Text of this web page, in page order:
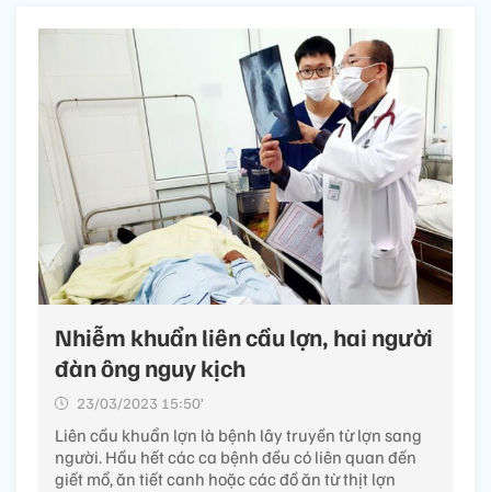
Nhiễm khuẩn liên cầu lợn, hai người
đàn ông nguy kịch
23/03/2023 15:50’
Liên cầu khuẩn lợn là bệnh lây truyền từ lợn sang
người. Hầu hết các ca bệnh đều có liên quan đến
giết mổ, ăn tiết canh hoặc các đồ ăn từ thịt lợn